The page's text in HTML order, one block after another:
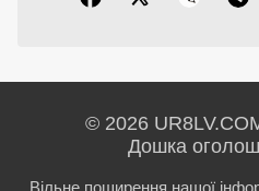
© 2026
Дошка